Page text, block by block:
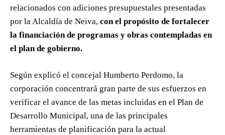
relacionados con adiciones presupuestales presentadas
por la Alcaldía de Neiva, con el propósito de fortalecer
la financiación de programas y obras contempladas en
el plan de gobierno.
Según explicó el concejal Humberto Perdomo, la
corporación concentrará gran parte de sus esfuerzos en
verificar el avance de las metas incluidas en el Plan de
Desarrollo Municipal, una de las principales
herramientas de planificación para la actual